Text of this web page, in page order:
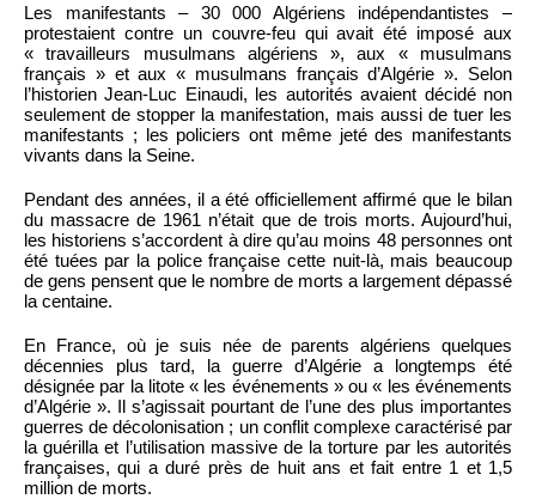
Les manifestants – 30 000 Algériens indépendantistes –
protestaient contre un couvre-feu qui avait été imposé aux
« travailleurs musulmans algériens », aux « musulmans
français » et aux « musulmans français d’Algérie ». Selon
l’historien Jean-Luc Einaudi, les autorités avaient décidé non
seulement de stopper la manifestation, mais aussi de tuer les
manifestants ; les policiers ont même jeté des manifestants
vivants dans la Seine.
Pendant des années, il a été officiellement affirmé que le bilan
du massacre de 1961 n’était que de trois morts. Aujourd’hui,
les historiens s’accordent à dire qu’au moins 48 personnes ont
été tuées par la police française cette nuit-là, mais beaucoup
de gens pensent que le nombre de morts a largement dépassé
la centaine.
En France, où je suis née de parents algériens quelques
décennies plus tard, la guerre d’Algérie a longtemps été
désignée par la litote « les événements » ou « les événements
d’Algérie ». Il s’agissait pourtant de l’une des plus importantes
guerres de décolonisation ; un conflit complexe caractérisé par
la guérilla et l’utilisation massive de la torture par les autorités
françaises, qui a duré près de huit ans et fait entre 1 et 1,5
million de morts.